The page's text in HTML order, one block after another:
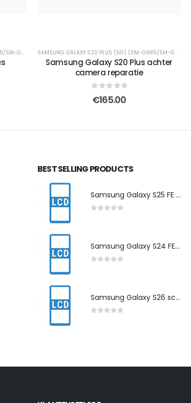
SAMSUNG GALAXY S20 PLUS (5G) (SM-G985/SM-G986) SAMSUNG GALAXY S20 PLUS (5G) (SM-G985/SM-G986)
Samsung Galaxy S20 Plus achter
camera reparatie
out of 5
€165.00
BEST SELLING PRODUCTS
Samsung Galaxy S25 FE scherm herstelling
Samsung Galaxy S24 FE scherm herstelling
Samsung Galaxy S26 scherm herstelling